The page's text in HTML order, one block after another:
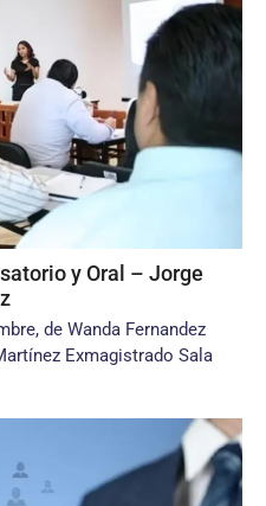
y Oral – Jorge
de Wanda Fernandez
Exmagistrado Sala